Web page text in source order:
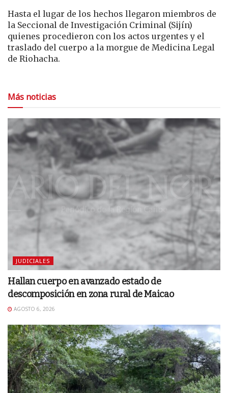
Hasta el lugar de los hechos llegaron miembros de
la Seccional de Investigación Criminal (Sijín)
quienes procedieron con los actos urgentes y el
traslado del cuerpo a la morgue de Medicina Legal
de Riohacha.
Más noticias
JUDICIALES
Hallan cuerpo en avanzado estado de
descomposición en zona rural de Maicao
AGOSTO 6, 2026